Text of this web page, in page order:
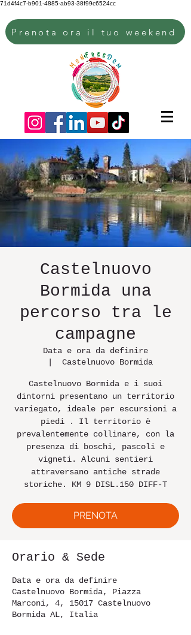
71d4f4c7-b901-4885-ab93-38f99c6524cc
Prenota ora il tuo weekend
Castelnuovo
Bormida una
percorso tra le
campagne
Data e ora da definire
Castelnuovo Bormida
Castelnuovo Bormida e i suoi
dintorni presentano un territorio
variegato, ideale per escursioni a
piedi . Il territorio è
prevalentemente collinare, con la
presenza di boschi, pascoli e
vigneti. Alcuni sentieri
attraversano antiche strade
storiche. KM 9 DISL.150 DIFF-T
PRENOTA
Orario & Sede
Data e ora da definire
Castelnuovo Bormida, Piazza
Marconi, 4, 15017 Castelnuovo
Bormida AL, Italia